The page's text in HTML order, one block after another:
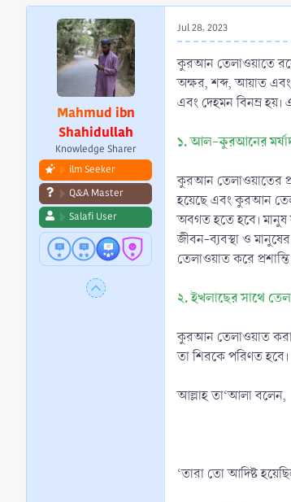
r
t
e
r
Mahmud ibn
Shahidullah
Knowledge Sharer
ilm Seeker
Q&A Master
Salafi User
Jul 28, 2023
কুরআন তেলাওয়াতে
অক্ষর, শব্দ, আয়াত এবং
এবং দেহমন বিনম্র
১. আল-কুরআনের
কুরআন তেলাওয়াতের
হয়েছে এবং কুরআন
অবগত হতে হবে। মানুষ
জীবন-ব্যবস্থা ও
তেলাওয়াত করে
২. ইখলাছের সাথে
কুরআন তেলাওয়াত করা
তা শিরকে পরিণত হবে।
আল্লাহ তা‘আলা বলেন,
‘তারা তো আদিষ্ট